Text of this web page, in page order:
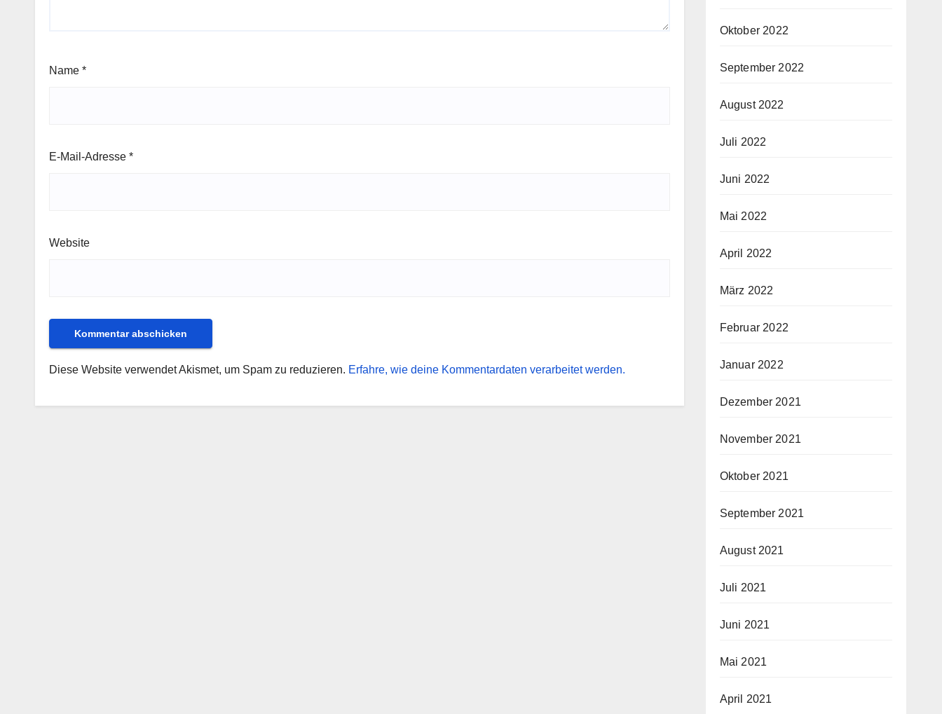
Name *
E-Mail-Adresse *
Website
Diese Website verwendet Akismet, um Spam zu reduzieren. Erfahre, wie deine Kommentardaten verarbeitet werden.
Oktober 2022
September 2022
August 2022
Juli 2022
Juni 2022
Mai 2022
April 2022
März 2022
Februar 2022
Januar 2022
Dezember 2021
November 2021
Oktober 2021
September 2021
August 2021
Juli 2021
Juni 2021
Mai 2021
April 2021